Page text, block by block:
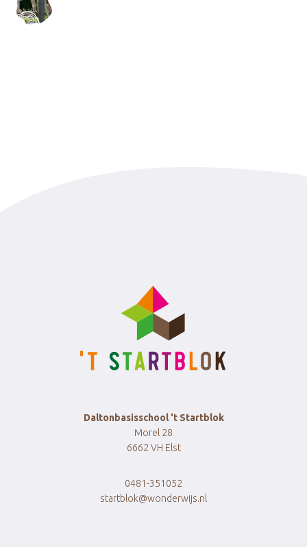
Daltonbasisschool 't Startblok
Morel 28
6662 VH Elst
0481-351052
startblok@wonderwijs.nl